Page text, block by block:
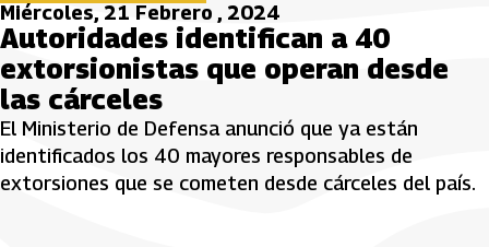
Miércoles, 21 Febrero , 2024
Autoridades identifican a 40
extorsionistas que operan desde
las cárceles
El Ministerio de Defensa anunció que ya están
identificados los 40 mayores responsables de
extorsiones que se cometen desde cárceles del país.